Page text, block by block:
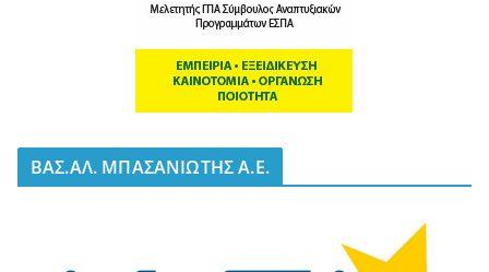
BΑΣ.ΑΛ. ΜΠΑΣΑΝΙΩΤΗΣ Α.Ε.